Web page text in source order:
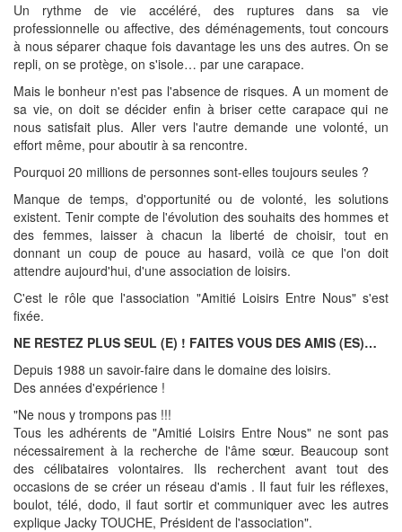
Un rythme de vie accéléré, des ruptures dans sa vie
professionnelle ou affective, des déménagements, tout concours
à nous séparer chaque fois davantage les uns des autres. On se
repli, on se protège, on s'isole… par une carapace.
Mais le bonheur n'est pas l'absence de risques. A un moment de
sa vie, on doit se décider enfin à briser cette carapace qui ne
nous satisfait plus. Aller vers l'autre demande une volonté, un
effort même, pour aboutir à sa rencontre.
Pourquoi 20 millions de personnes sont-elles toujours seules ?
Manque de temps, d'opportunité ou de volonté, les solutions
existent. Tenir compte de l'évolution des souhaits des hommes et
des femmes, laisser à chacun la liberté de choisir, tout en
donnant un coup de pouce au hasard, voilà ce que l'on doit
attendre aujourd'hui, d'une association de loisirs.
C'est le rôle que l'association "Amitié Loisirs Entre Nous" s'est
fixée.
NE RESTEZ PLUS SEUL (E) ! FAITES VOUS DES AMIS (ES)…
Depuis 1988 un savoir-faire dans le domaine des loisirs.
Des années d'expérience !
"Ne nous y trompons pas !!!
Tous les adhérents de "Amitié Loisirs Entre Nous" ne sont pas
nécessairement à la recherche de l'âme sœur. Beaucoup sont
des célibataires volontaires. Ils recherchent avant tout des
occasions de se créer un réseau d'amis . Il faut fuir les réflexes,
boulot, télé, dodo, il faut sortir et communiquer avec les autres
explique Jacky TOUCHE, Président de l'association".